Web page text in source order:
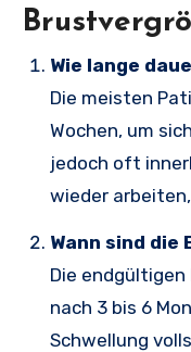
Wie lange
Die meisten
Wochen, um
jedoch oft
wieder
Wann sind
Die endgültigen
nach 3 bis 6
Schwellung